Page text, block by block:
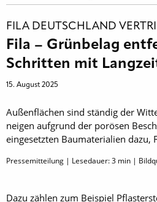
FILA DEUTSCHLAND
Fila – Grünbelag
Schritten mit
15. August 2025
Außenflächen sind ständig der
neigen aufgrund der porösen
eingesetzten Baumaterialien dazu,
Pressemitteilung | Lesedauer:3 min |
Dazu zählen zum Beispiel